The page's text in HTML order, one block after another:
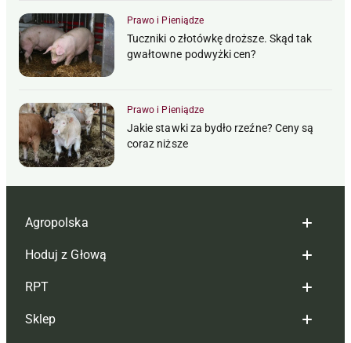
Prawo i Pieniądze
Tuczniki o złotówkę droższe. Skąd tak
gwałtowne podwyżki cen?
Prawo i Pieniądze
Jakie stawki za bydło rzeźne? Ceny są
coraz niższe
Agropolska
Redakcja
Reklama
Tagi
Hoduj z Głową
Hoduj z głową bydło
Hoduj z głową świnie
RPT
Redakcja
Sklep